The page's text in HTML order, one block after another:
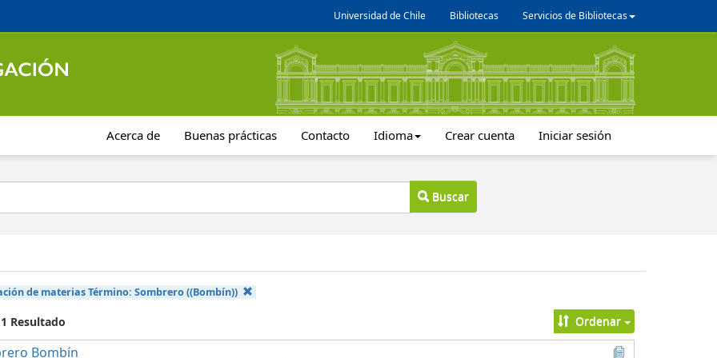
Universidad de Chile Bibliotecas Servicios de Bibliotecas
Acerca de Buenas prácticas Contacto Idioma Crear cuenta Iniciar sesión
Buscar
de materias Término: Sombrero ((Bombín))
Resultado Ordenar
Bombín